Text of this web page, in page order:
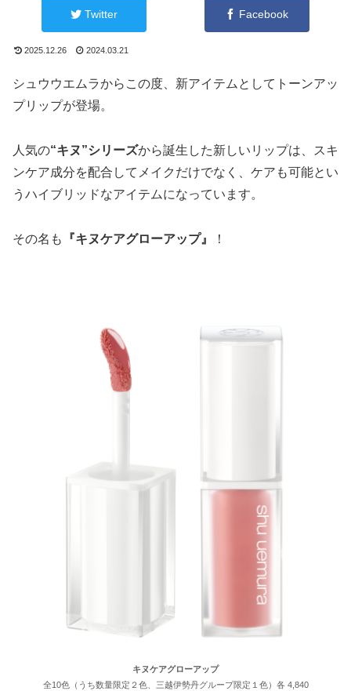
Twitter Facebook
2025.12.26 2024.03.21
シュウウエムラからこの度、新アイテムとしてトーンアッ
プリップが登場。
人気の“キヌ”シリーズから誕生した新しいリップは、スキ
ンケア成分を配合してメイクだけでなく、ケアも可能とい
うハイブリッドなアイテムになっています。
その名も 『キヌケアグローアップ』 ！
キヌケアグローアップ
全10色（うち数量限定２色、三越伊勢丹グループ限定１色）各 4,840